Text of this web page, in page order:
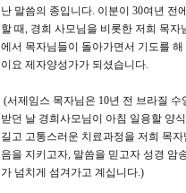
난 말씀의 종입니다. 이분이 30여년 전
할 때, 경희 사모님을 비롯한 저희 목자
에서 목자님들이 돌아가면서 기도를
이요 제자양성가가 되셨습니다.
(서제임스 목자님은 10년 전 브라질
받던 날 경희사모님이 아침 일용할 양
길고 고통스러운 치료과정을 저희 목
음을 지키고자, 말씀을 믿고자 성경 암
가 넘치게 섬겨가고 계십니다.)